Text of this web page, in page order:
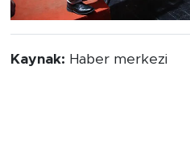
Kaynak: Haber merkezi